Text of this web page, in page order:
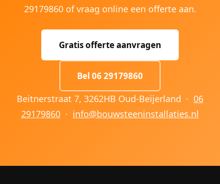
29179860 of vraag online een offerte aan.
Gratis offerte aanvragen
Bel 06 29179860
Beitnerstraat 7, 3262HB Oud-Beijerland · 06
29179860 · info@bouwsteeninstallaties.nl